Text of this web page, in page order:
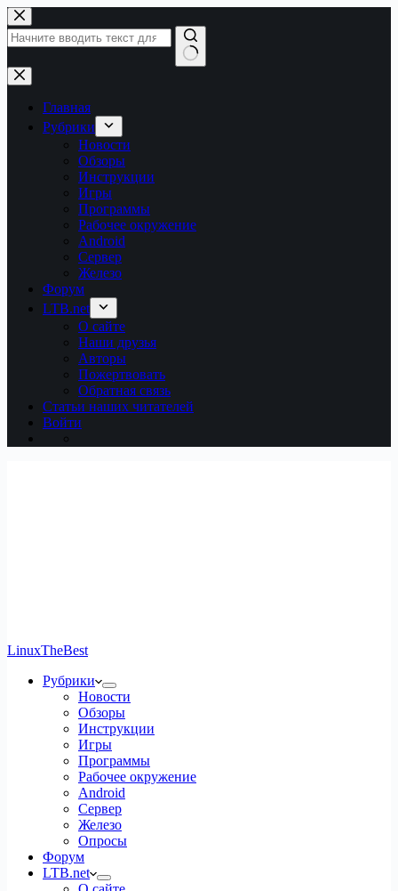
Перейти
к
сути
Ничего
не
найденоГлавная
Рубрики
Новости
Обзоры
Инструкции
Игры
Программы
Рабочее окружение
Android
Сервер
Железо
Форум
LTB.net
О сайте
Наши друзья
Авторы
Пожертвовать
Обратная связь
Статьи наших читателей
Войти
LinuxTheBest
Рубрики
Новости
Обзоры
Инструкции
Игры
Программы
Рабочее окружение
Android
Сервер
Железо
Опросы
Форум
LTB.net